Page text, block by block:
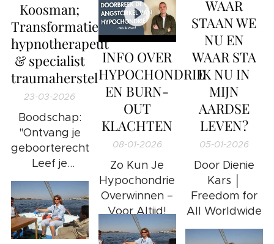
Koosman;
Transformatiecoach,
hypnotherapeut
& specialist
traumaherstel
23-03-2026
Boodschap:
"Ontvang je
geboorterecht;
Leef je
gelukkigste
leven!"
Matrix", deel 1
en 2.
INFO OVER
HYPOCHONDRIE
EN BURN-
OUT
KLACHTEN
08-01-2026
Zo Kun Je
Hypochondrie
Overwinnen –
Voor Altijd!
WAAR
STAAN WE
NU EN
WAAR STA
IK NU IN
MIJN
AARDSE
LEVEN?
05-01-2026
Door Dienie
Kars │
Freedom for
All Worldwide